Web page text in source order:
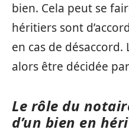
bien. Cela peut se
héritiers sont
en cas de
alors être décidée
Le rôle du
d’un bien en